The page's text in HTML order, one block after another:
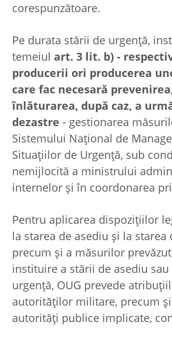
corespunzătoare.
Pe durata stării de urgenţă,
temeiul art. 3 lit. b) -
producerii ori producerea
care fac necesară
înlăturarea, după caz, a
dezastre - gestionarea
Sistemului Naţional de
Situaţiilor de Urgenţă, sub
nemijlocită a ministrului
internelor şi în coordonarea
Pentru aplicarea dispoziţiilor
la starea de asediu şi la starea
precum şi a măsurilor
instituire a stării de asediu
urgenţă, OUG prevede
autorităţilor militare, precum
autorităţi publice implicate,